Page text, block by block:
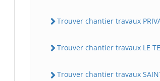
Trouver chantier travaux
Trouver chantier travaux LE
Trouver chantier travaux